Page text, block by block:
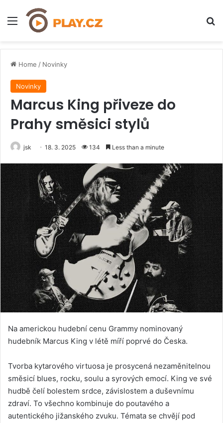
Menu
Home / Novinky
Novinky
Marcus King přiveze do
Prahy směsici stylů
jsk 18. 3. 2025 134 Less than a minute
Na americkou hudební cenu Grammy nominovaný
hudebník Marcus King v létě míří poprvé do Česka.
Tvorba kytarového virtuosa je prosycená nezaměnitelnou
směsicí blues, rocku, soulu a syrových emocí. King ve své
hudbě čelí bolestem srdce, závislostem a duševnímu
zdraví. To všechno kombinuje do poutavého a
autentického jižanského zvuku. Témata se chvějí pod